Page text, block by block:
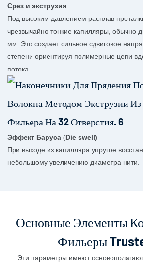
Срез и экструзия
Под высоким давлением расплав
чрезвычайно тонкие капилляры, обычно
мм. Это создает сильное сдвиговое
степени ориентируя полимерные цепи
потока.
Эффект Баруса (Die swell)
При выходе из капилляра упругое
небольшому увеличению диаметра нити.
Основные Элементы
Фильеры
Эти параметры имеют